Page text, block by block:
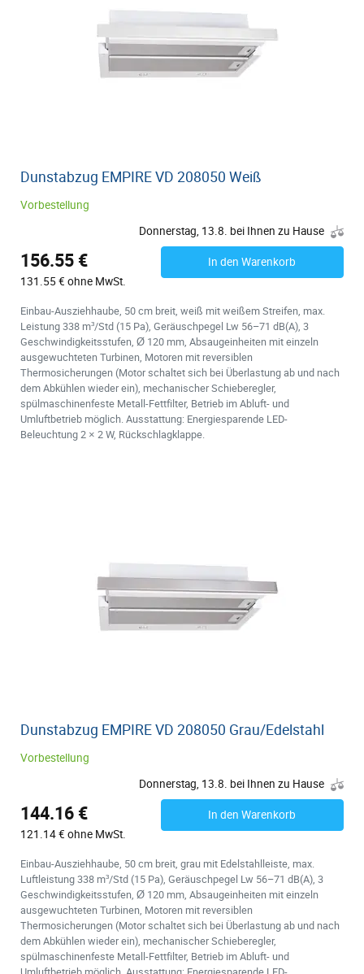
Dunstabzug EMPIRE VD 208050 Weiß
Vorbestellung
Donnerstag, 13.8. bei Ihnen zu Hause
156.55 €
131.55 € ohne MwSt.
In den Warenkorb
Einbau-Ausziehhaube, 50 cm breit, weiß mit weißem Streifen, max.
Leistung 338 m³/Std (15 Pa), Geräuschpegel Lw 56–71 dB(A), 3
Geschwindigkeitsstufen, Ø 120 mm, Absaugeinheiten mit einzeln
ausgewuchteten Turbinen, Motoren mit reversiblen
Thermosicherungen (Motor schaltet sich bei Überlastung ab und nach
dem Abkühlen wieder ein), mechanischer Schieberegler,
spülmaschinenfeste Metall-Fettfilter, Betrieb im Abluft- und
Umluftbetrieb möglich. Ausstattung: Energiesparende LED-
Beleuchtung 2 × 2 W, Rückschlagklappe.
Dunstabzug EMPIRE VD 208050 Grau/Edelstahl
Vorbestellung
Donnerstag, 13.8. bei Ihnen zu Hause
144.16 €
121.14 € ohne MwSt.
In den Warenkorb
Einbau-Ausziehhaube, 50 cm breit, grau mit Edelstahlleiste, max.
Luftleistung 338 m³/Std (15 Pa), Geräuschpegel Lw 56–71 dB(A), 3
Geschwindigkeitsstufen, Ø 120 mm, Absaugeinheiten mit einzeln
ausgewuchteten Turbinen, Motoren mit reversiblen
Thermosicherungen (Motor schaltet sich bei Überlastung ab und nach
dem Abkühlen wieder ein), mechanischer Schieberegler,
spülmaschinenfeste Metall-Fettfilter, Betrieb im Abluft- und